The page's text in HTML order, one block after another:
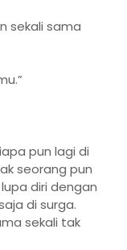
sekali sama
pun lagi di
seorang pun
diri dengan
di surga.
sekali tak